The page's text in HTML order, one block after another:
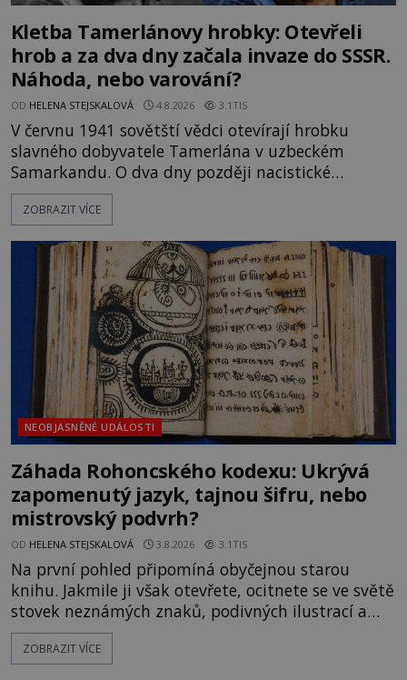
Kletba Tamerlánovy hrobky: Otevřeli
hrob a za dva dny začala invaze do SSSR.
Náhoda, nebo varování?
OD HELENA STEJSKALOVÁ 4.8.2026 3.1TIS
V červnu 1941 sovětští vědci otevírají hrobku
slavného dobyvatele Tamerlána v uzbeckém
Samarkandu. O dva dny později nacistické
Německo zahajuje operaci Barbarossa a napadá
Sovětský svaz. Shoda dat je natolik zarážející, že se
na legendě něco pravdy, nebo jde jen o fascinující
souhru okolností? Když antropolog Michail
Gerasimov (1907-1970) a
ZOBRAZIT VÍCE
NEOBJASNĚNÉ UDÁLOSTI
Záhada Rohoncského kodexu: Ukrývá
zapomenutý jazyk, tajnou šifru, nebo
mistrovský podvrh?
OD HELENA STEJSKALOVÁ 3.8.2026 3.1TIS
Na první pohled připomíná obyčejnou starou
knihu. Jakmile ji však otevřete, ocitnete se ve světě
stovek neznámých znaků, podivných ilustrací a
textu, který už téměř dvě století vzdoruje všem
pokusům o rozluštění. Rohoncský kodex patří mezi
ZOBRAZIT VÍCE